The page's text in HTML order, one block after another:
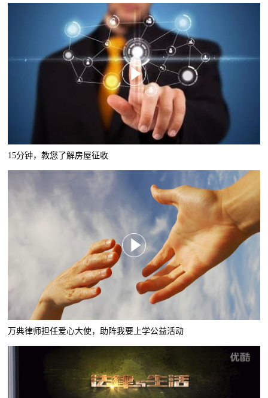
15分钟，教您了解房屋征收
万典律师担任爱心大使，助阵我要上学公益活动